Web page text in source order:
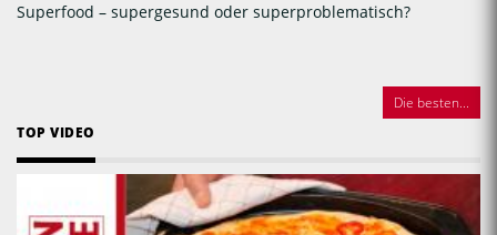
Superfood – supergesund oder superproblematisch?
Die besten...
TOP VIDEO